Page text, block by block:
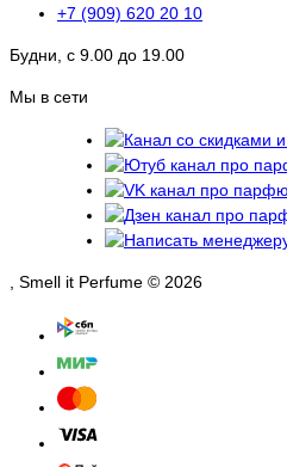
+7 (909) 620 20 10
Будни, с 9.00 до 19.00
Мы в сети
, Smell it Perfume © 2026